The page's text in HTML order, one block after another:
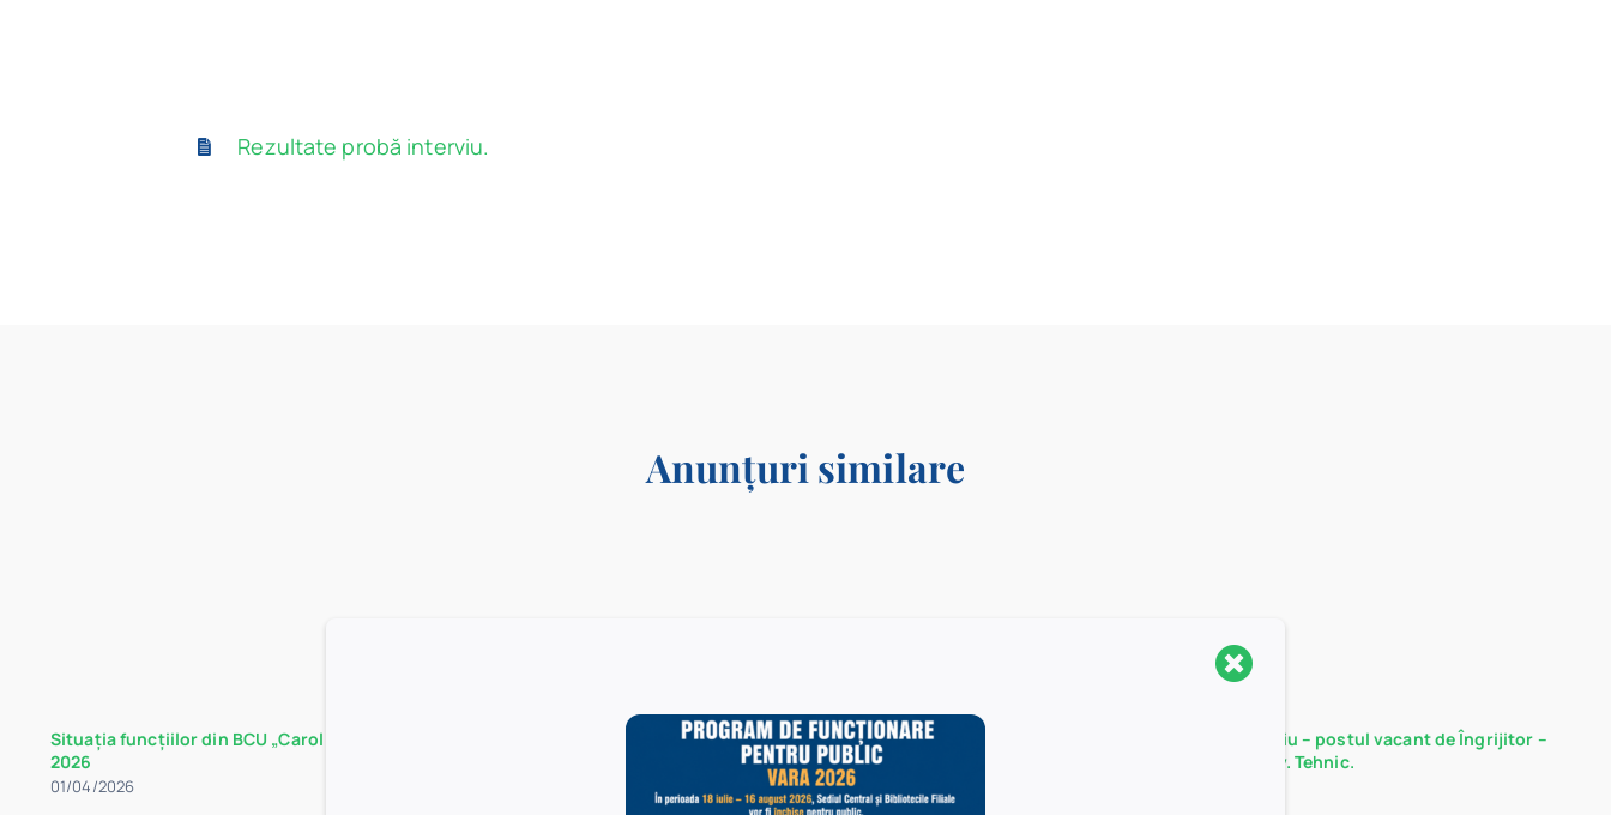
Rezultate probă interviu.
Anunțuri similare
Situația funcțiilor din BCU „Carol I” la data de 30 martie
2026
01/04/2026
Rezultate finale – postul vacant de Îngrijitor – Serviciul
Administrativ. Tehnic.
Rezultate probă interviu – postul vacant de Îngrijitor –
Serviciul Administrativ. Tehnic.